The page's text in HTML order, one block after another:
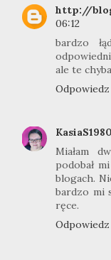
http://
06:12
bardzo
ale te
Odpowiedz
KasiaS1980
Miałam
podobał
blogach.
bardzo mi
ręce.
Odpowiedz